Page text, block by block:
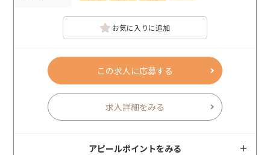
お気に入りに追加
この求人に応募する
求人詳細をみる
アピールポイントをみる